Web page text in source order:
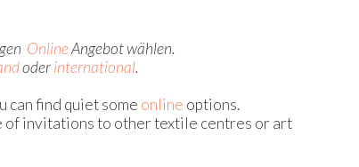
OnlineAngebot wählen.
oderinternational.
can find quiet some online options.
of invitations to other textile centres or art